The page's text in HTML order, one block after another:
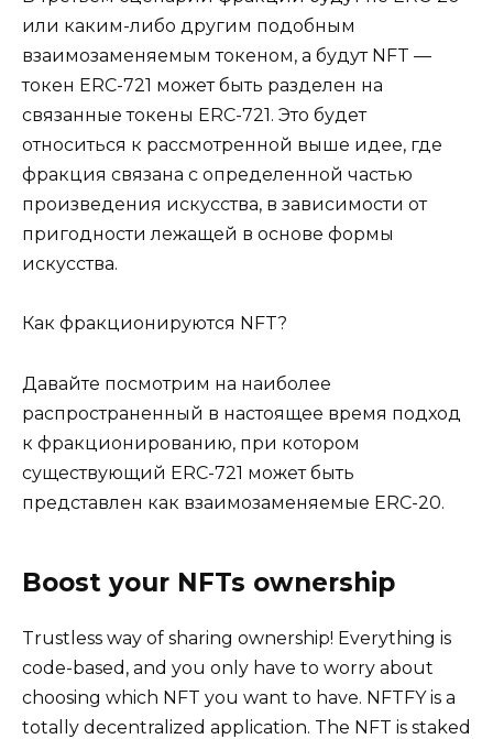
или каким-либо другим подобным
взаимозаменяемым токеном, а будут NFT —
токен ERC-721 может быть разделен на
связанные токены ERC-721. Это будет
относиться к рассмотренной выше идее, где
фракция связана с определенной частью
произведения искусства, в зависимости от
пригодности лежащей в основе формы
искусства.
Как фракционируются NFT?
Давайте посмотрим на наиболее
распространенный в настоящее время подход
к фракционированию, при котором
существующий ERC-721 может быть
представлен как взаимозаменяемые ERC-20.
Boost your NFTs ownership
Trustless way of sharing ownership! Everything is
code-based, and you only have to worry about
choosing which NFT you want to have. NFTFY is a
totally decentralized application. The NFT is staked